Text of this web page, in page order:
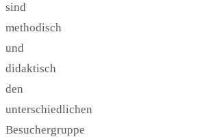
sind
methodisch
und
didaktisch
den
unterschiedlichen
Besuchergruppe